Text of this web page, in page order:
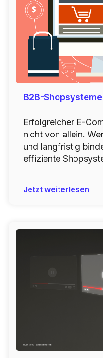
B2B-
Erfolgreicher E-
nicht von allein.
und langfristig
effiziente
Jetzt weiterlesen